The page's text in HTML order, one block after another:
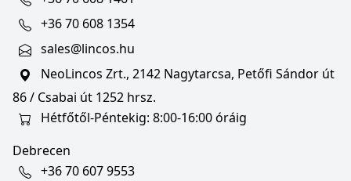
+36 70 608 1354
sales@lincos.hu
NeoLincos Zrt., 2142 Nagytarcsa, Petőfi Sándor út
86 / Csabai út 1252 hrsz.
Hétfőtől-Péntekig: 8:00-16:00 óráig
Debrecen
+36 70 607 9553